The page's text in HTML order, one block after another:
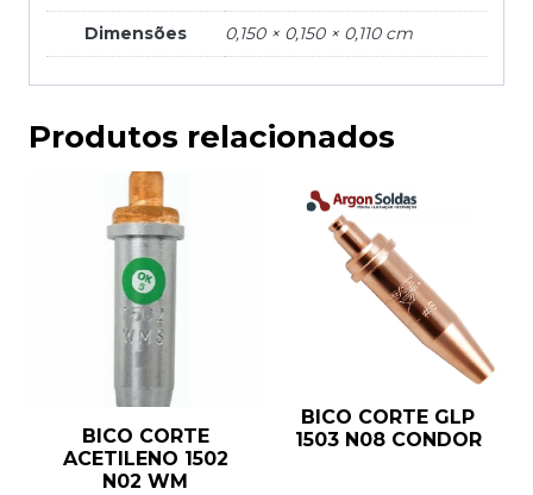
Dimensões 0,150 × 0,150 × 0,110 cm
Produtos relacionados
BICO CORTE
ACETILENO 1502
N02 WM
BICO CORTE GLP
1503 N08 CONDOR